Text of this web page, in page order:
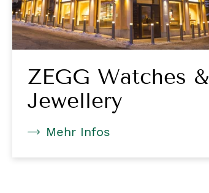
ZEGG Watches &
Jewellery
Mehr Infos